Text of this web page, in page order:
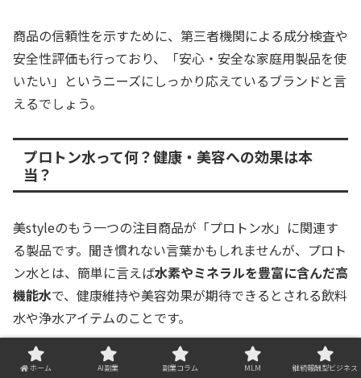
商品の信頼性を示すために、第三者機関による成分検査や
安全性評価も行っており、「安心・安全な家庭用製品を使
いたい」というニーズにしっかり応えているブランドと言
えるでしょう。
プロトン水って何？健康・美容への効果は本
当？
美styleのもう一つの注目商品が「プロトン水」に関連す
る製品です。聞き慣れない言葉かもしれませんが、プロト
ン水とは、簡単に言えば水素やミネラルを豊富に含んだ高
機能水で、健康維持や美容効果が期待できるとされる飲料
水や浄水アイテムのことです。
美styleでは専用の生成器や浄水ボトル、プロトン水を使
ホーム AI副業 副業コラム MLM 継続報酬型ビジネス